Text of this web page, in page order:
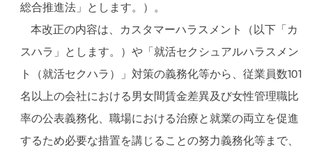
総合推進法」とします。）。
本改正の内容は、カスタマーハラスメント（以下「カ
スハラ」とします。）や「就活セクシュアルハラスメン
ト（就活セクハラ）」対策の義務化等から、従業員数101
名以上の会社における男女間賃金差異及び女性管理職比
率の公表義務化、職場における治療と就業の両立を促進
するため必要な措置を講じることの努力義務化等まで、